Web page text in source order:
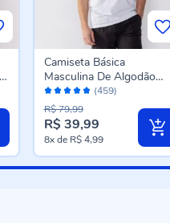
Avaliação:
96%
(459)
Camiseta Básica
Masculina De Algodão
Peruano Marc Alain
Branco
R$ 39,99
R$ 79,99
8xde R$ 4,99